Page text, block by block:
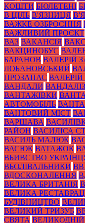
КОШТИ БЮЛЕТЕНІ
В ЦІЛЬ В'ЯЗНИЦЯ
ВАЖКЕ ОЗБРОЄННЯ
ВАЖЛИВИЙ ПРОЄКТ
ВАЗ ВАКАНСІЯ ВАКС
ВАКЦИНОБУС
БАРАНОВ ВАЛЕРІЙ
ЛОБАНОВСЬКИЙ
ПРОЗАПАС
ВАНДАЛИ
ВАНТАЖІВКИ
АВТОМОБІЛЬ
ВАНТОВИЙ МІСТ
ВАРШАВА
РАЙОН ВАСИЛІСА
ВАСИЛЬ МАЛЮК
ВАСЮК ВАТАЖОК
ВБИВСТВО
ВБОЛІВАЛЬНИКИ
ВДОСКОНАЛЕННЯ
ВЕЛИКА БРИТАНІЯ
ВЕЛИКА
БУДІВНИЦТВО
ВЕЛИКИЙ ТРИЗУБ
СВЯТА